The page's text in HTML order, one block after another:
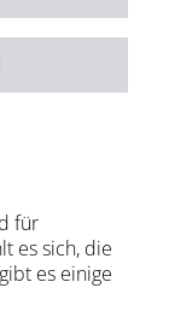
für
es sich, die
es einige